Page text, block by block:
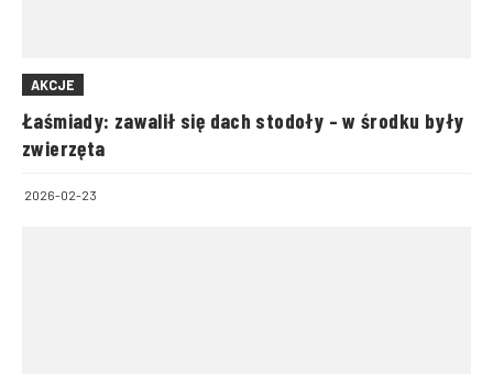
AKCJE
Łaśmiady: zawalił się dach stodoły – w środku były
zwierzęta
2026-02-23